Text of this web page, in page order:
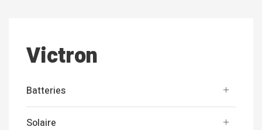
Victron
Batteries
Solaire